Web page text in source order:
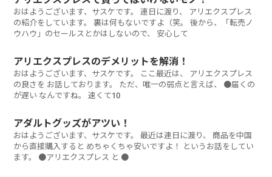
おはようございます、サスケです。 連日に渡り、 アリエクスプレス
の紹介をしています。 裏は何もないですよ（笑。 後から、「転売ノ
ウハウ」のセールスとかはしないので、 安心して
アリエクスプレスのデメリットを解消！
おはようございます、サスケです。 ここ最近は、 アリエクスプレス
の良さを お話しております。 ただ、唯一の弱点と言えば、 ●届くの
が遅い なんですね。 速くて10
アダルトグッズがアツい！
おはようございます、サスケです。 最近は連日に渡り、 商品を中国
から直接購入すると めちゃくちゃ安いですよ！ というお話をしてい
ます。 ●アリエクスプレス と ●